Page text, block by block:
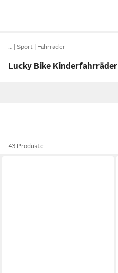
… Sport Fahrräder
Lucky Bike Kinderfahrräder
43 Produkte